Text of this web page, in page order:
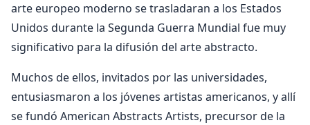
arte europeo moderno se trasladaran a los Estados
Unidos durante la Segunda Guerra Mundial fue muy
significativo para la difusión del arte abstracto.
Muchos de ellos, invitados por las universidades,
entusiasmaron a los jóvenes artistas americanos, y allí
se fundó American Abstracts Artists, precursor de la